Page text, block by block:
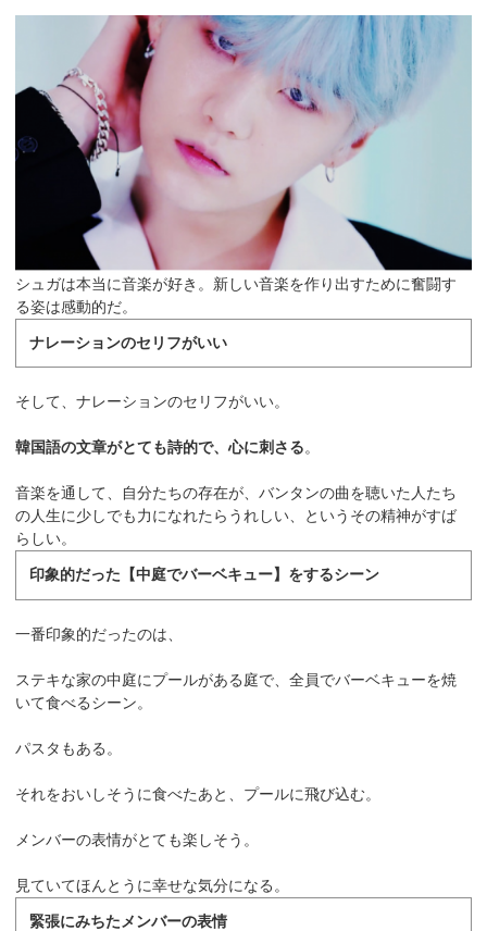
シュガは本当に音楽が好き。新しい音楽を作り出すために奮闘す
る姿は感動的だ。
ナレーションのセリフがいい
そして、ナレーションのセリフがいい。
韓国語の文章がとても詩的で、心に刺さる。
音楽を通して、自分たちの存在が、バンタンの曲を聴いた人たち
の人生に少しでも力になれたらうれしい、というその精神がすば
らしい。
印象的だった【中庭でバーベキュー】をするシーン
一番印象的だったのは、
ステキな家の中庭にプールがある庭で、全員でバーベキューを焼
いて食べるシーン。
パスタもある。
それをおいしそうに食べたあと、プールに飛び込む。
メンバーの表情がとても楽しそう。
見ていてほんとうに幸せな気分になる。
緊張にみちたメンバーの表情